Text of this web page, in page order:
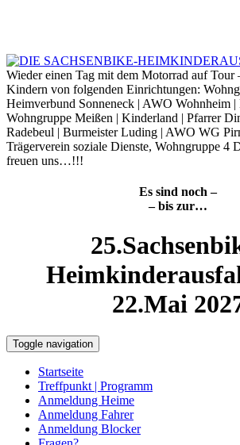
Wieder einen Tag mit dem Motorrad auf Tour
Kindern von folgenden Einrichtungen:
Heimverbund Sonneneck | AWO Wohnheim
Wohngruppe Meißen | Kinderland | Pfarrer
Radebeul | Burmeister Luding | AWO WG
Trägerverein soziale Dienste, Wohngruppe 4
freuen uns…!!!
Es sind noch –
– bis zur…
22.Mai
Toggle navigation
Startseite
Treffpunkt | Programm
Anmeldung Heime
Anmeldung Fahrer
Anmeldung Blocker